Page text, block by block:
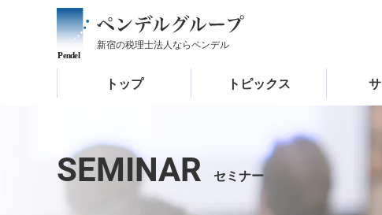
新宿の税理士法人ならペンデル
トップ トピックス
SEMINAR セミナー